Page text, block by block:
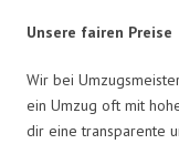
Unsere fairen Preise
Wir bei
ein Umzug oft mit
dir eine transparente